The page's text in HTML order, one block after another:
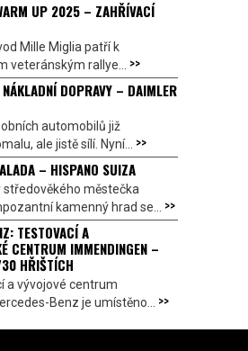
UP 2025 – ZAHŘÍVACÍ
Mille Miglia patří k
veteránským rallye... >>
DOPRAVY – DAIMLER
automobilů již
ale jistě sílí. Nyní... >>
– HISPANO SUIZA
středověkého městečka
kamenný hrad se... >>
TESTOVACÍ A
CENTRUM IMMENDINGEN –
HŘIŠTÍCH
a vývojové centrum
Benz je umístěno... >>